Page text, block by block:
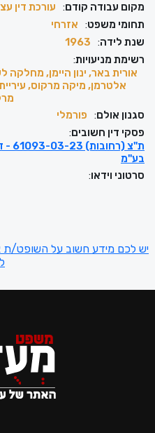
מקום עבודה קודם:
עורכת דין
תחומי משפט:
אזרחי
שנת לידה:
1963
רשימת מניעויות:
אורית באר, ינון היימן,
אלטרמן, מיקה מרקוס, עיריית
סגנון אולם:
פורמלי
פסקי דין חשובים:
בע"מ
סרטוני וידאו:
יש לכם מידע חשוב על השופט/ת